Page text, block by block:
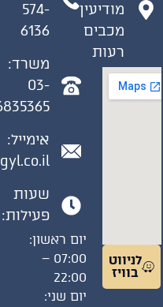
מודיעין
מכבים
רעות
לניווט
בוויז
574-
6136
משרד:
03-
6835365
אימייל:
gil@gyl.co.il
שעות
פעילות:
יום ראשון:
07:00 –
22:00
יום שני: